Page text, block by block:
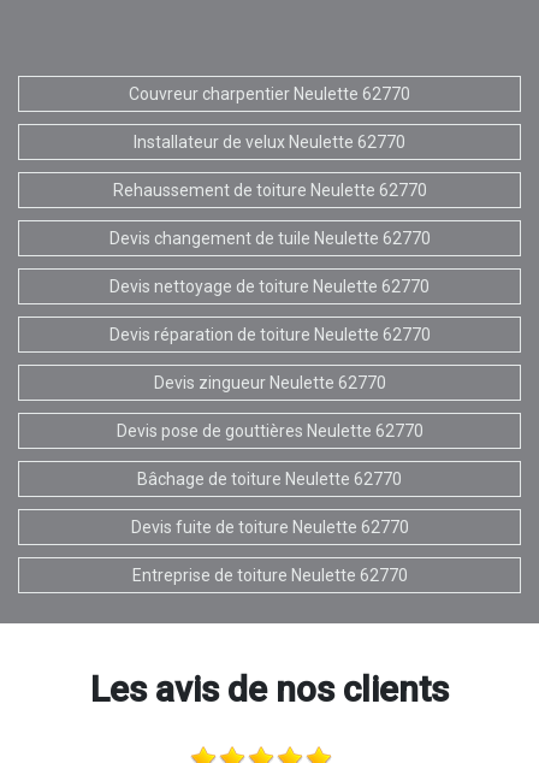
Couvreur charpentier Neulette 62770
Installateur de velux Neulette 62770
Rehaussement de toiture Neulette 62770
Devis changement de tuile Neulette 62770
Devis nettoyage de toiture Neulette 62770
Devis réparation de toiture Neulette 62770
Devis zingueur Neulette 62770
Devis pose de gouttières Neulette 62770
Bâchage de toiture Neulette 62770
Devis fuite de toiture Neulette 62770
Entreprise de toiture Neulette 62770
Les avis de nos clients